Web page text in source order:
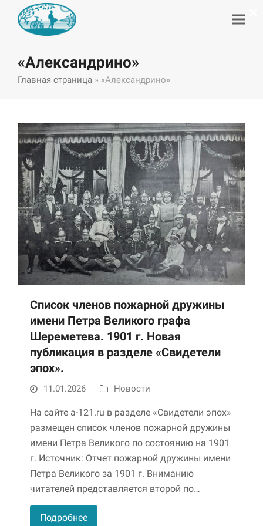
«Александрино»
Главная страница » «Александрино»
Список членов пожарной дружины
имени Петра Великого графа
Шереметева. 1901 г. Новая
публикация в разделе «Свидетели
эпох».
11.01.2026 Новости
На сайте a-121.ru в разделе «Свидетели эпох»
размещен список членов пожарной дружины
имени Петра Великого по состоянию на 1901
г. Источник: Отчет пожарной дружины имени
Петра Великого за 1901 г. Вниманию
читателей представляется второй по…
Подробнее
этих файлов cookie
обязательно. Они
необходимы для
функционирования
веб-сайта.
Статистика и